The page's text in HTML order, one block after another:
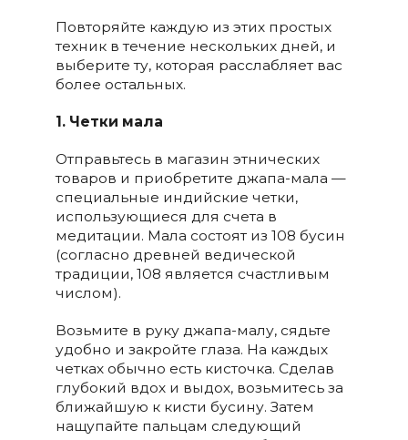
Повторяйте каждую из этих простых
техник в течение нескольких дней, и
выберите ту, которая расслабляет вас
более остальных.
1. Четки мала
Отправьтесь в магазин этнических
товаров и приобретите джапа-мала —
специальные индийские четки,
использующиеся для счета в
медитации. Мала состоят из 108 бусин
(согласно древней ведической
традиции, 108 является счастливым
числом).
Возьмите в руку джапа-малу, сядьте
удобно и закройте глаза. На каждых
четках обычно есть кисточка. Сделав
глубокий вдох и выдох, возьмитесь за
ближайшую к кисти бусину. Затем
нащупайте пальцам следующий